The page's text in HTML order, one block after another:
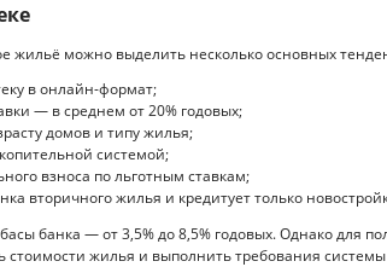
жильё можно выделить несколько основных
в онлайн-формат;
— в среднем от 20% годовых;
домов и типу жилья;
системой;
взноса по льготным ставкам;
вторичного жилья и кредитует только
банка — от 3,5% до 8,5% годовых. Однако для
стоимости жилья и выполнить требования